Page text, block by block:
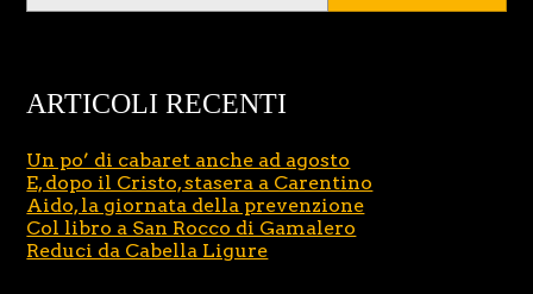
ARTICOLI RECENTI
Un po’ di cabaret anche ad agosto
E, dopo il Cristo, stasera a Carentino
Aido, la giornata della prevenzione
Col libro a San Rocco di Gamalero
Reduci da Cabella Ligure